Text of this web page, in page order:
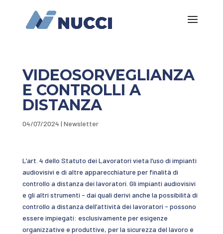
VIDEOSORVEGLIANZA
E CONTROLLI A
DISTANZA
04/07/2024 | Newsletter
L’art. 4 dello Statuto dei Lavoratori vieta l’uso di impianti
audiovisivi e di altre apparecchiature per finalità di
controllo a distanza dei lavoratori. Gli impianti audiovisivi
e gli altri strumenti - dai quali derivi anche la possibilità di
controllo a distanza dell’attività dei lavoratori - possono
essere impiegati: esclusivamente per esigenze
organizzative e produttive, per la sicurezza del lavoro e